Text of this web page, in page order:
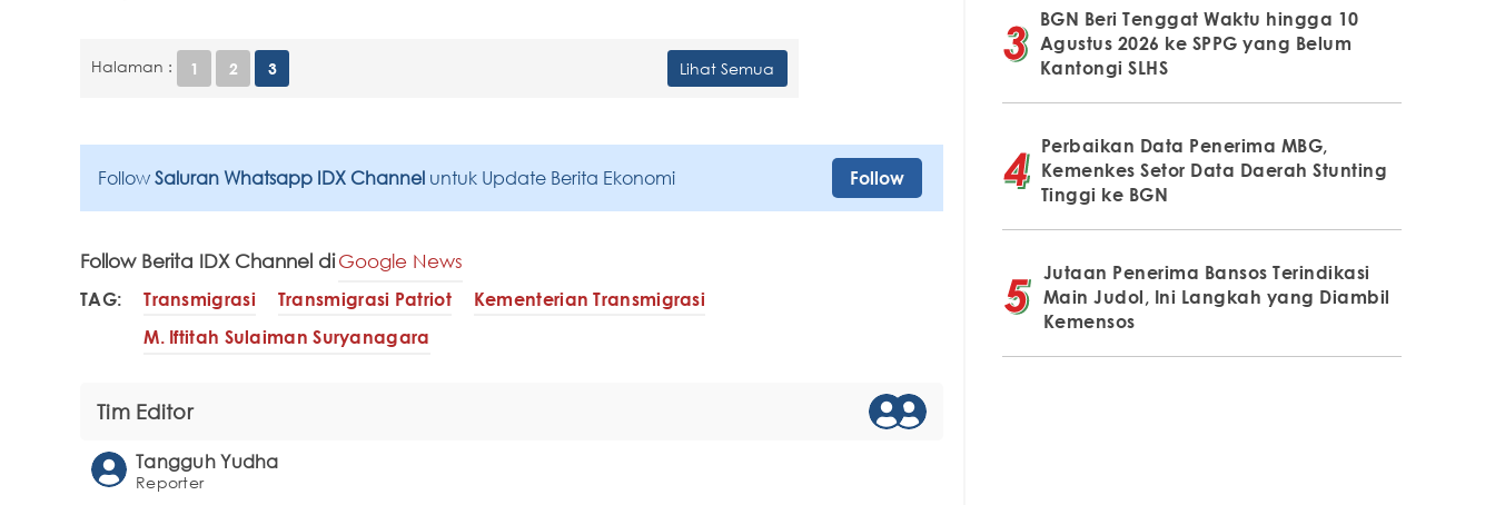
Halaman : 1 2 3 Lihat Semua
Follow Saluran Whatsapp IDX Channel untuk Update Berita Ekonomi Follow
Follow Berita IDX Channel diGoogle News
TAG: Transmigrasi Transmigrasi Patriot
Kementerian Transmigrasi
M. Iftitah Sulaiman Suryanagara
Tim Editor
Tangguh Yudha
Reporter
BGN Beri Tenggat Waktu hingga 10
Agustus 2026 ke SPPG yang Belum
Kantongi SLHS
Perbaikan Data Penerima MBG,
Kemenkes Setor Data Daerah Stunting
Tinggi ke BGN
Jutaan Penerima Bansos Terindikasi
Main Judol, Ini Langkah yang Diambil
Kemensos